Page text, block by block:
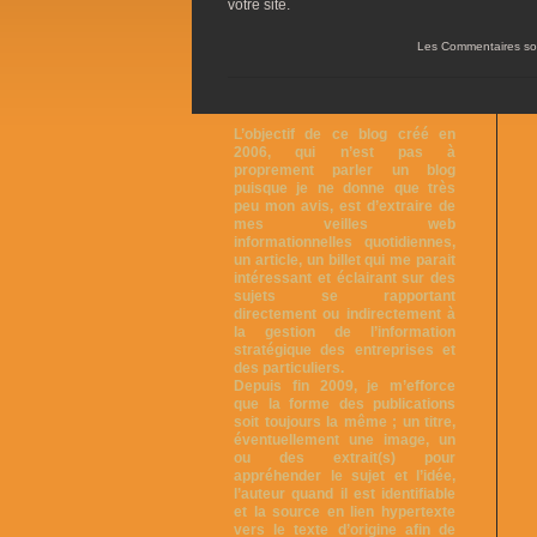
votre site.
Les Commentaires
L’objectif de ce blog créé en
2006, qui n’est pas à
proprement parler un blog
puisque je ne donne que très
peu mon avis, est d’extraire de
mes veilles web
informationnelles quotidiennes,
un article, un billet qui me parait
intéressant et éclairant sur des
sujets se rapportant
directement ou indirectement à
la gestion de l’information
stratégique des entreprises et
des particuliers.
Depuis fin 2009, je m’efforce
que la forme des publications
soit toujours la même ; un titre,
éventuellement une image, un
ou des extrait(s) pour
appréhender le sujet et l’idée,
l’auteur quand il est identifiable
et la source en lien hypertexte
vers le texte d’origine afin de